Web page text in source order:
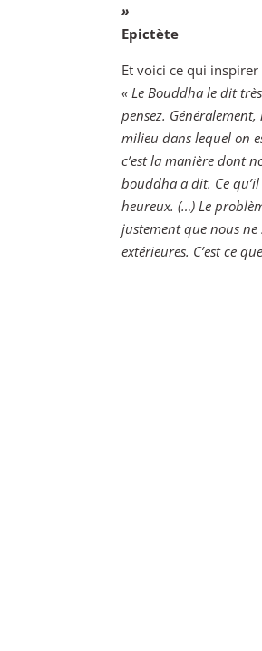
»
Epictète
Et voici ce qui
« Le Bouddha le dit
pensez.
milieu dans lequel on
c’est la manière dont
bouddha a dit. Ce
heureux. (…) Le
justement que nous
extérieures. C’est ce